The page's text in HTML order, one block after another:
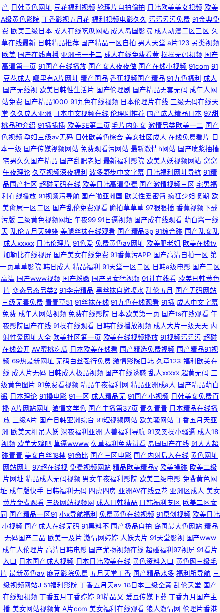
产 日韩黄色网址 豆花福利视频 轮理片自拍偷拍 日韩欧美美女视频 欧美
A级黄色影院 丁香影视五月花 福利视频电影久久 污污污污免费 91金典免
费 欧美三级日本 成人在线吃瓜网站 成人岛国影院 成人动漫二区三区 久
草在线最新 日韩精品推荐 国产精品一区自拍 男人天堂 a片123 另类视频
欧美 国产在线直播 亚洲卡一卡二 成人在线免费看黄 操操无码视频 国产
高清第一页 91国产在线播放 国产女人夜夜做 国产在线小视频 91com 91
豆花成人 哪里有A片网址 精产国品 香蕉视频国产精品 91九色福利 成人
国产无线视 欧美日韩性生活片 国产伦理剧 国产精品无套无码 成年人网
站免费 国产精品1000 91九色在线视频 日本伦理片在线 三级无码在线天
堂 久久成人亚洲 日本中文视频在线 伦理剧推荐 国产成人精品日本 97甜
桃品种介绍 91插插插 欧美SE第二页 毛片内射女 激情另类欧美一二 国产
色视频 孕妇三级av无码 日韩欧美色综合 美女社区成人 在线免费看片 日
本一级 国产传媒视频网站 免费观看污网站 最新激情h网站 国产喷浆抽搐
宅男久久国产精品 国产乱肥老妇 最新福利影院 欧美人妖视频网站 窝窝
午夜理论 久草视频深夜福利 波多野步中文字幕 日韩福利网址导航 91精
品国产社区 超碰无码在线 欧美日韩高清免费 国产激情视频三区 宅男福
利在线播放 91视频污导航 国产啪亚洲国 欧美性爱密臀 疯狂少妇喷潮 欧
美肏屄一区二区 国产乱伦免费观看 偷拍草草草 97狠狠插 香蕉视频下载
污版 三级黄色视频网址 午夜99 91日逼视频 国产成在线观看 萌白酱一线
天 乱伦五月天婷婷 美腿丝袜在线观看 国产精品3p 91综合碰 国产乱女乱
成人xxxxx 日韩伦理片 91色爱 免费黄色av网址 欧美肥老妇 欧美在线tv
加勒比在线视屏 国产美女在线免费 91香蕉污APP 国产高清自拍一区 第
一页草草影院 韩日成人 精品福利 91天堂一区二区 日韩a级电影 国产二区
高清 国产www视频 国产粉嫩 国产男女猛视频 91社在线看 欧美日韩黄色
片 变态另态另类2 91李宗精品 黑丝袜自慰喷水 乱伦五月 国产无码网站
三级无毒免费 青青草51 91丝袜在线 91九色在线观看 91插 成人中文字幕
免费 成年人网站视频 免费在线影院 日本欧美第一页 国产ts在线观看 午
夜影院国产在线 91操在线观看 日韩在线播放视频 成人大片一级天天 内
射性爱网址大全 欧美社区第一页 欧美在线视频播放 91视频污污污 超碰
在线公开 AV蜜桃吃瓜 日本欧美在线看 国产精选免费视频 国产精品91视
频 69热最新网址 无码白丝强行免费 激情影院日韩 久草123 福利欧美在
线 成人片无码 日韩成人极品视频 国产在线诱惑 乱人xxxxx 超黄无码 三
级黄色图片 91免费看视频 精品午夜福利网 精品亚洲成a人 国产精品萌白
酱 日本理论 91操电影 91一区 成人精品无 91国产小视频 日韩美女免费直
播 A片网站网址 激情文学色 国产主播第37页 青久青青 日本精品在线播
放 三级A片 国产日韩亚洲综合 91短视频网站 欧美骚网站 丁香五月天亚
洲 欧美大粗吊人妖 深夜福利亚洲 人兽福利导航 91叉叉操小骚逼 成人18
视频 欧美大鸡吧 草逼wwww 久草福利免费试看 岛国国产在线 91人人超
碰青青 美女白丝18禁 91肏比 国产三区电影 国产内射后入在线 黄色网址
网站网址 97超在线视 免费视频网站 精品欧美精品v 欧美操碰 欧美二级
片网址 精品成人无码视频 男女午夜福利影院 欧美三级电影 免费黄色网
址 成年版快手 日韩福利无码 四虎四房 亚洲AV在线豆花 亚洲区成人 美女
黄片免费观看 三级网站视频网 成人日韩精品 日韩福利专区 欧美二区女
同 国产精品一区91 小x导航福利 免费黄色在线视频 91原创视频 欧美日韩
小视频 国产成人在线无码 91黑料不 国产极品自拍 岛国最大色网站 精品
无码国产二品 欧美一及片 激情网婷婷 人妖大片 91天堂影视 国产www
成年人伦理片 高清日韩电影 国产尤物视频在线 超碰福利97视屏 91看片
入口 日本国产成人视频 日本日韩欧美在线 黄色资料入口 黄色网三级毛
片 最新黄色av 麻豆影院免费 五月天堂丁香 国产精品水多 福利所导航 三
级视频网站J 51福利影院 丁香五月天av 18日本三级全黄 乱伦天堂 国产
在线短视频 丁香五月丁香婷婷 91精品又 爱豆传媒下载 丁香九月国产主
播 美女网站视频黄 A片com 美女福利在线观看 狼人激情网 伦理片香港